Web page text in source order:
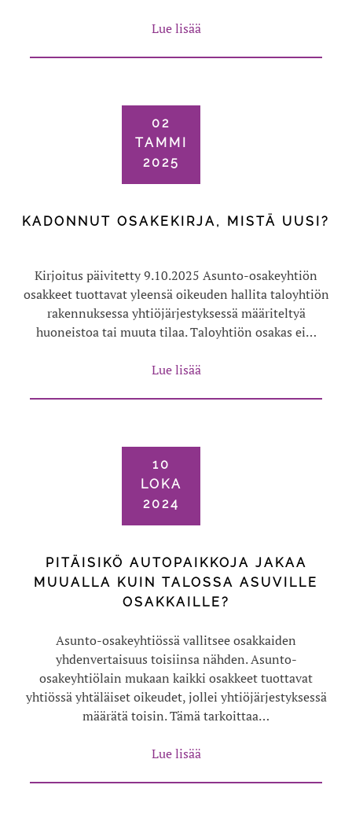
Lue lisää
02
TAMMI
2025
KADONNUT OSAKEKIRJA, MISTÄ UUSI?
Kirjoitus päivitetty 9.10.2025 Asunto-osakeyhtiön
osakkeet tuottavat yleensä oikeuden hallita taloyhtiön
rakennuksessa yhtiöjärjestyksessä määriteltyä
huoneistoa tai muuta tilaa. Taloyhtiön osakas ei…
Lue lisää
10
LOKA
2024
PITÄISIKÖ AUTOPAIKKOJA JAKAA
MUUALLA KUIN TALOSSA ASUVILLE
OSAKKAILLE?
Asunto-osakeyhtiössä vallitsee osakkaiden
yhdenvertaisuus toisiinsa nähden. Asunto-
osakeyhtiölain mukaan kaikki osakkeet tuottavat
yhtiössä yhtäläiset oikeudet, jollei yhtiöjärjestyksessä
määrätä toisin. Tämä tarkoittaa…
Lue lisää